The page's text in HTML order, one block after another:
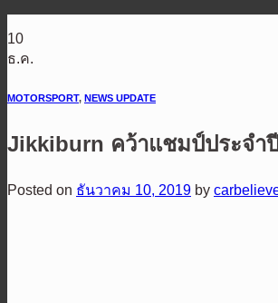
10
ธ.ค.
MOTORSPORT, NEWS UPDATE
Jikkiburn คว้าแชมป์ประจำ
Posted on ธันวาคม 10, 2019 by